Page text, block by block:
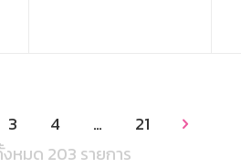
3 4 … 21 
งหมด 203 รายการ